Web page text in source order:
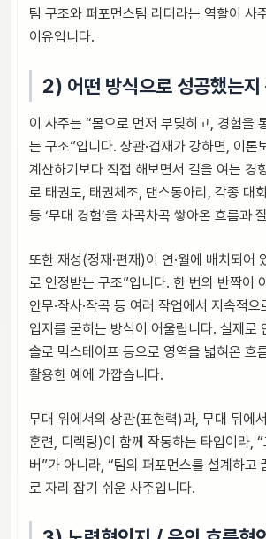
팀 구조와 퍼포먼스팀 리더라는 역할이 사
이유입니다.
2) 어떤 방식으로 성공했는지
이 사주는 “몸으로 먼저 부딪히고, 경험을
는 구조”입니다. 상관·겁재가 강하면, 이론
계산하기보다 직접 해보면서 길을 여는 경
로 태권도, 태권체조, 댄스동아리, 각종 대
등 ‘무대 경험’을 차곡차곡 쌓아온 흐름과
또한 재성(정재·편재)이 연·월에 배치되어
로 인정받는 구조”입니다. 한 번의 반짝이
안무·작사·작곡 등 여러 작업에서 지속적으
입지를 굳히는 방식이 어울립니다. 실제로
솔로 믹스테이프 등으로 영역을 넓혀온 흐
활용한 예에 가깝습니다.
무대 위에서의 상관(표현력)과, 무대 뒤에
훈련, 디렉팅)이 함께 작동하는 타입이라,
버”가 아니라, “팀의 퍼포먼스를 설계하고
로 자리 잡기 쉬운 사주입니다.